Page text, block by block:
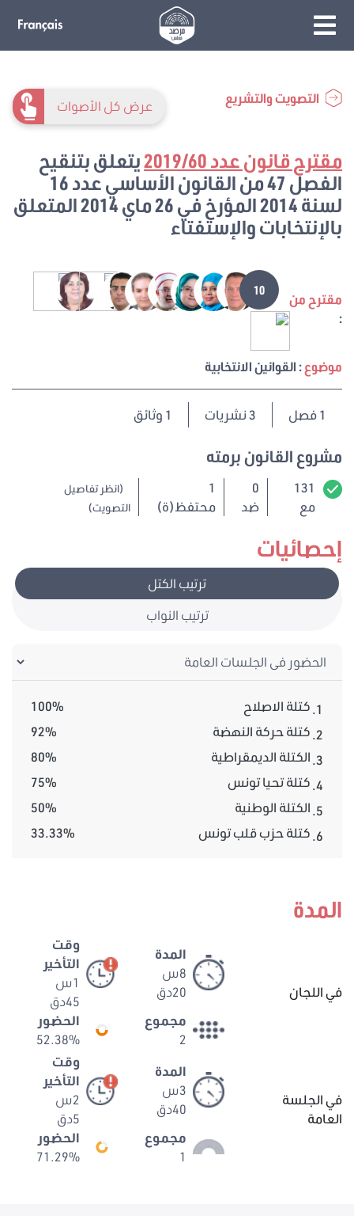
التصويت والتشريع عرض كل الأصوات
إحصائيات
ترتيب الكتل
ترتيب النواب
1. كتلة الاصلاح
100%
2. كتلة حركة النهضة
92%
3. الكتلة الديمقراطية
80%
4. كتلة تحيا تونس
75%
5. الكتلة الوطنية
50%
6. كتلة حزب قلب تونس 33.33%
مقترح قانون عدد 2019/60
يتعلق بتنقيح
الفصل 47 من القانون الأساسي عدد 16
لسنة 2014 المؤرخ في 26 ماي 2014 المتعلق
بالإنتخابات والإستفتاء
مقترح من
:
10
موضوع: القوانين الانتخابية
1فصل 3 نشريات 1 وثائق
مشروع القانون برمته
131
مع
0
ضد
1
محتفظ(ة)
(انظر تفاصيل
التصويت)
المدة
في اللجان
المدة
8س
20دق
وقت
التأخير
1س
45دق
مجموع
2
الحضور
52.38%
في الجلسة
العامة
المدة
3س
40دق
وقت
التأخير
2س
5دق
مجموع
1
الحضور
71.29%